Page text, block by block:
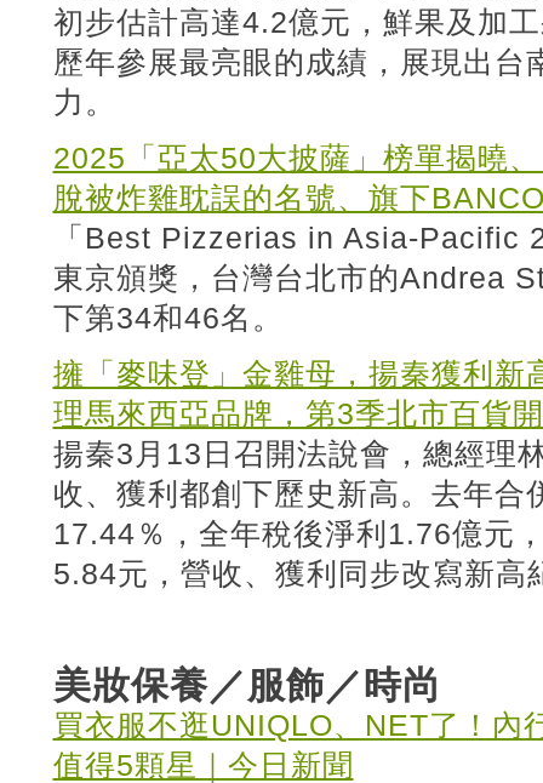
初步估計高達4.2億元，鮮果及加
歷年參展最亮眼的成績，展現出台
力。
2025「亞太50大披薩」榜單揭曉
脫被炸雞耽誤的名號、旗下
「Best Pizzerias in Asia-Pacific
東京頒獎，台灣台北市的Andrea
下第34和46名。
擁「麥味登」金雞母，揚秦獲利新
理馬來西亞品牌，第3季北市百貨
揚秦3月13日召開法說會，總經理
收、獲利都創下歷史新高。去年合
17.44％，全年稅後淨利1.76億元
5.84元，營收、獲利同步改寫新高
美妝保養／服飾／時尚
買衣服不逛UNIQLO、NET了！內
值得5顆星｜今日新聞